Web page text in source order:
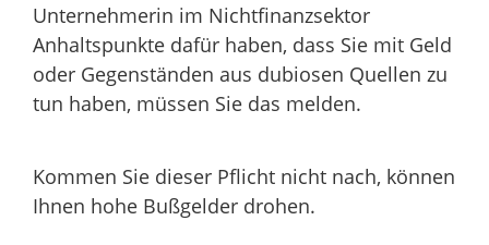
Unternehmerin im Nichtfinanzsektor
Anhaltspunkte dafür haben, dass Sie mit Geld
oder Gegenständen aus dubiosen Quellen zu
tun haben, müssen Sie das melden.
Kommen Sie dieser Pflicht nicht nach, können
Ihnen hohe Bußgelder drohen.